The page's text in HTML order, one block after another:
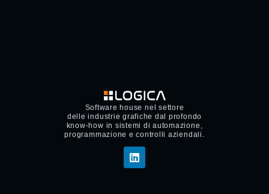
Software house nel settore
delle industrie grafiche dal profondo
know-how in sistemi di automazione,
programmazione e controlli aziendali.